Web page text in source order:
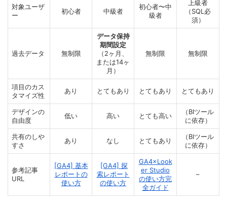
対象ユーザ
ー
初心者 中級者
初心者〜中
級者
上級者
（SQL必
須）
過去データ 無制限
データ保持
期間設定
（2ヶ月、
または14ヶ
月）
無制限 無制限
項目のカス
タマイズ性
あり とてもあり とてもあり とてもあり
デザインの
自由度
低い 高い とても高い
（BIツール
に依存）
共有のしや
すさ
あり なし とてもあり
（BIツール
に依存）
参考記事
URL
[GA4] 基本
レポートの
使い方
[GA4] 探
索レポート
の使い方
GA4×Look
er Studio
の使い方完
全ガイド
–